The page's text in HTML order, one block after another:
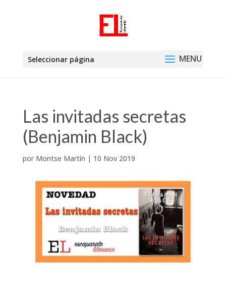
Seleccionar página
Las invitadas secretas
(Benjamin Black)
por Montse Martín | 10 Nov 2019